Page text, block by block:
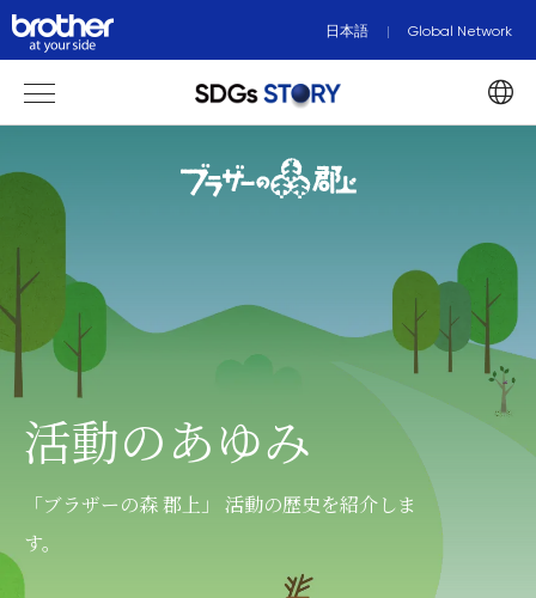
日本語 Global Network
活動のあゆみ
「ブラザーの森 郡上」 活動の歴史を紹介しま
す。